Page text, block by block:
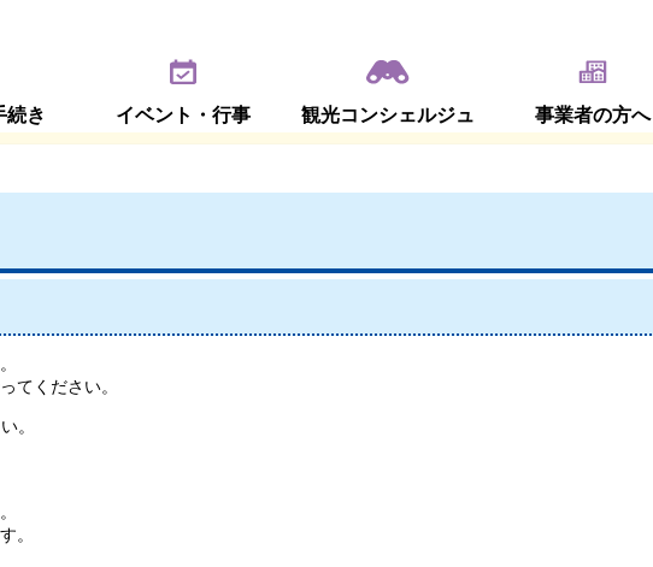
続き イベント・行事 観光コンシェルジュ 事業者の方へ
てください。
。
。